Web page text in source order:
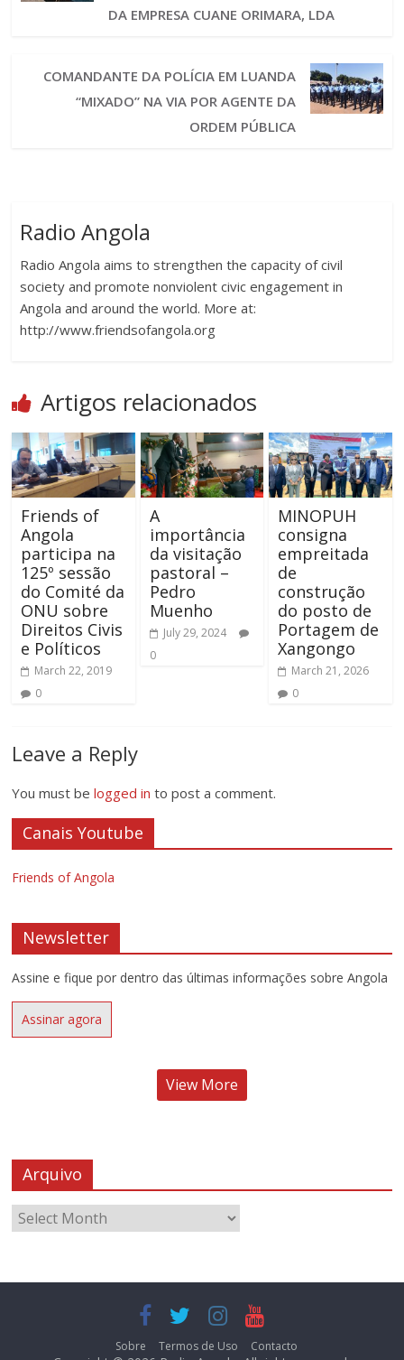
DA EMPRESA CUANE ORIMARA, LDA
COMANDANTE DA POLÍCIA EM LUANDA
“MIXADO” NA VIA POR AGENTE DA
ORDEM PÚBLICA
Radio Angola
Radio Angola aims to strengthen the capacity of civil
society and promote nonviolent civic engagement in
Angola and around the world. More at:
http://www.friendsofangola.org
Artigos relacionados
Friends of
Angola
participa na
125º sessão
do Comité da
ONU sobre
Direitos Civis
e Políticos
March 22, 2019
0
A
importância
da visitação
pastoral –
Pedro
Muenho
July 29, 2024
0
MINOPUH
consigna
empreitada
de
construção
do posto de
Portagem de
Xangongo
March 21, 2026
0
Leave a Reply
You must belogged in to post a comment.
Canais Youtube
Friends of Angola
Newsletter
Assine e fique por dentro das últimas informações sobre Angola
Assinar agora
View More
Arquivo
Sobre Termos de Uso Contacto